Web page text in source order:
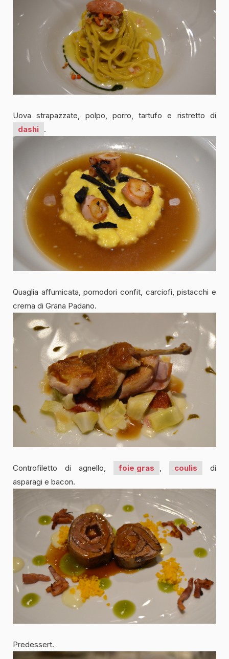
Uova strapazzate, polpo, porro, tartufo e ristretto di
dashi .
Quaglia affumicata, pomodori confit, carciofi, pistacchi e
crema di Grana Padano.
Controfiletto di agnello, foie gras , coulis
di
asparagi e bacon.
Predessert.